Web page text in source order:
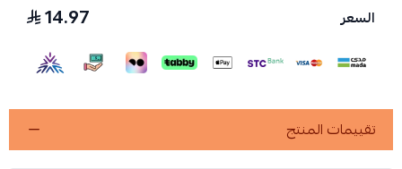
السعر 14.97
تقييمات المنتج